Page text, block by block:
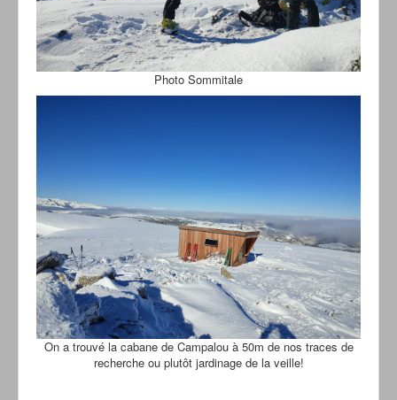
Photo Sommitale
On a trouvé la cabane de Campalou à 50m de nos traces de
recherche ou plutôt jardinage de la veille!